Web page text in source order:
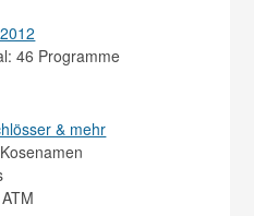
46 Programme
& mehr